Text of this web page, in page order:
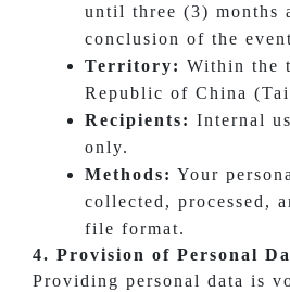
until three (3) months
conclusion of the
Territory: Within the
Republic of China
Recipients: Internal
only.
Methods: Your
collected, processed,
file format.
4. Provision of Personal
Providing personal data is